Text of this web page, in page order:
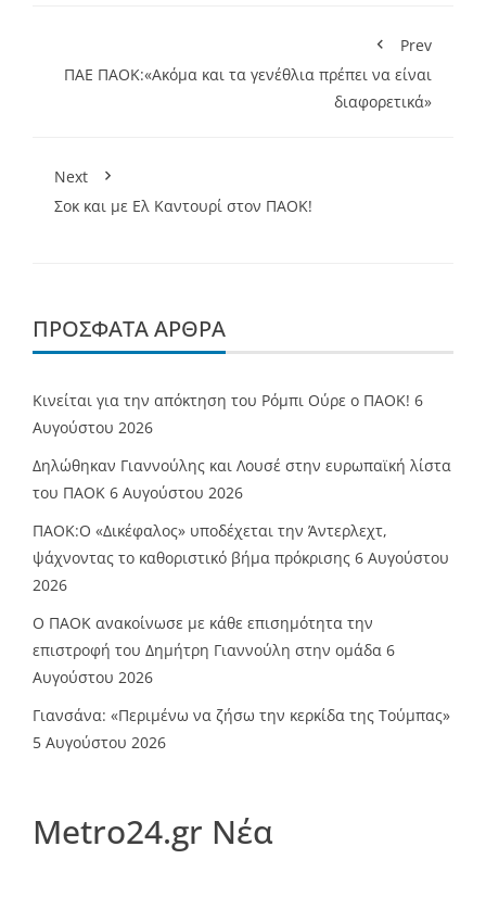
Prev
ΠΑΕ ΠΑΟΚ:«Ακόμα και τα γενέθλια πρέπει να είναι
διαφορετικά»
Next
Σοκ και με Ελ Καντουρί στον ΠΑΟΚ!
ΠΡΌΣΦΑΤΑ ΆΡΘΡΑ
Κινείται για την απόκτηση του Ρόμπι Ούρε ο ΠΑΟΚ! 6
Αυγούστου 2026
Δηλώθηκαν Γιαννούλης και Λουσέ στην ευρωπαϊκή λίστα
του ΠΑΟΚ 6 Αυγούστου 2026
ΠΑΟΚ:Ο «Δικέφαλος» υποδέχεται την Άντερλεχτ,
ψάχνοντας το καθοριστικό βήμα πρόκρισης 6 Αυγούστου
2026
Ο ΠΑΟΚ ανακοίνωσε με κάθε επισημότητα την
επιστροφή του Δημήτρη Γιαννούλη στην ομάδα 6
Αυγούστου 2026
Γιανσάνα: «Περιμένω να ζήσω την κερκίδα της Τούμπας»
5 Αυγούστου 2026
Metro24.gr Νέα